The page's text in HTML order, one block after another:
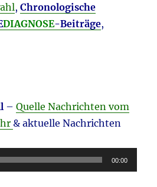
,Chronologische
DIAGNOSE-Beiträge,
–Quelle Nachrichten vom
& aktuelle Nachrichten
00:00